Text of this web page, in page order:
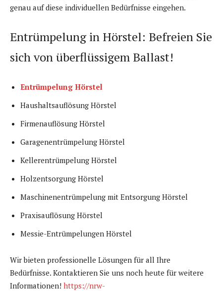
genau auf diese individuellen Bedürfnisse eingehen.
Entrümpelung in Hörstel: Befreien Sie
sich von überflüssigem Ballast!
Entrümpelung Hörstel
Haushaltsauflösung Hörstel
Firmenauflösung Hörstel
Garagenentrümpelung Hörstel
Kellerentrümpelung Hörstel
Holzentsorgung Hörstel
Maschinenentrümpelung mit Entsorgung Hörstel
Praxisauflösung Hörstel
Messie-Entrümpelungen Hörstel
Wir bieten professionelle Lösungen für all Ihre
Bedürfnisse. Kontaktieren Sie uns noch heute für weitere
Informationen! https://nrw-